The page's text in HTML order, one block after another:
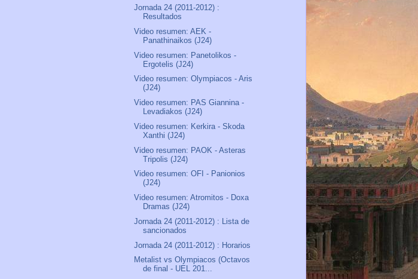
Jornada 24 (2011-2012) :
Resultados
Video resumen: AEK -
Panathinaikos (J24)
Video resumen: Panetolikos -
Ergotelis (J24)
Video resumen: Olympiacos - Aris
(J24)
Video resumen: PAS Giannina -
Levadiakos (J24)
Video resumen: Kerkira - Skoda
Xanthi (J24)
Video resumen: PAOK - Asteras
Tripolis (J24)
Video resumen: OFI - Panionios
(J24)
Video resumen: Atromitos - Doxa
Dramas (J24)
Jornada 24 (2011-2012) : Lista de
sancionados
Jornada 24 (2011-2012) : Horarios
Metalist vs Olympiacos (Octavos
de final - UEL 201...